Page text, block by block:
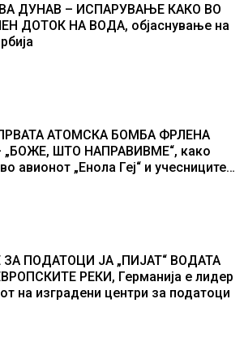
ДУНАВ – ИСПАРУВАЊЕ КАКО ВО
ДОТОК НА ВОДА, објаснување на
АТОМСКА БОМБА ФРЛЕНА
ШТО НАПРАВИВМЕ“, како
авионот „Енола Геј“ и учесниците
ПОДАТОЦИ ЈА „ПИЈАТ“ ВОДАТА
РЕКИ, Германија е лидер
на изградени центри за податоци